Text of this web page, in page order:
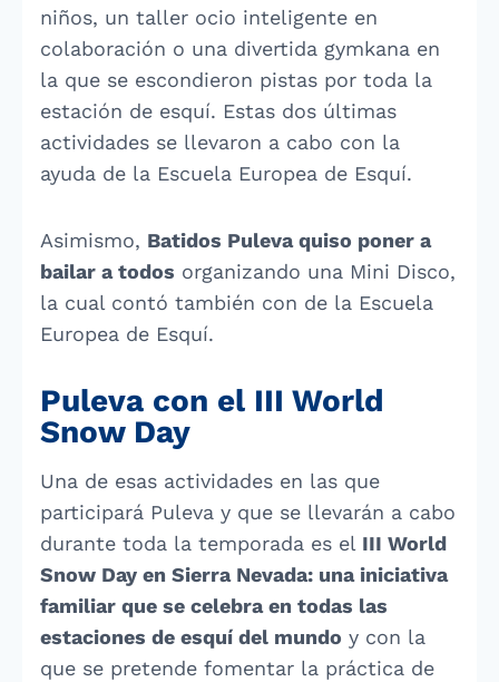
niños, un taller ocio inteligente en
colaboración o una divertida gymkana en
la que se escondieron pistas por toda la
estación de esquí. Estas dos últimas
actividades se llevaron a cabo con la
ayuda de la Escuela Europea de Esquí.
Asimismo, Batidos Puleva quiso poner a
bailar a todos organizando una Mini Disco,
la cual contó también con de la Escuela
Europea de Esquí.
Puleva con el III World
Snow Day
Una de esas actividades en las que
participará Puleva y que se llevarán a cabo
durante toda la temporada es el III World
Snow Day en Sierra Nevada: una iniciativa
familiar que se celebra en todas las
estaciones de esquí del mundo y con la
que se pretende fomentar la práctica de